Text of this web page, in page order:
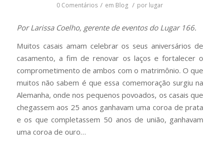
0 Comentários / em Blog / por lugar
Por Larissa Coelho, gerente de eventos do Lugar 166.
Muitos casais amam celebrar os seus aniversários de
casamento, a fim de renovar os laços e fortalecer o
comprometimento de ambos com o matrimônio. O que
muitos não sabem é que essa comemoração surgiu na
Alemanha, onde nos pequenos povoados, os casais que
chegassem aos 25 anos ganhavam uma coroa de prata
e os que completassem 50 anos de união, ganhavam
uma coroa de ouro…